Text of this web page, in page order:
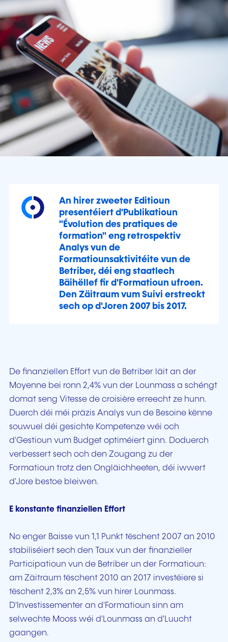
An hirer zweeter Editioun
presentéiert d'Publikatioun
"Évolution des pratiques de
formation" eng retrospektiv
Analys vun de
Formatiounsaktivitéite vun de
Betriber, déi eng staatlech
Bäihëllef fir d'Formatioun ufroen.
Den Zäitraum vum Suivi erstreckt
sech op d'Joren 2007 bis 2017.
De finanziellen Effort vun de Betriber läit an der
Moyenne bei ronn 2,4% vun der Lounmass a schéngt
domat seng Vitesse de croisière erreecht ze hunn.
Duerch déi méi präzis Analys vun de Besoine kënne
souwuel déi gesichte Kompetenze wéi och
d'Gestioun vum Budget optiméiert ginn. Doduerch
verbessert sech och den Zougang zu der
Formatioun trotz den Ongläichheeten, déi iwwert
d'Jore bestoe bleiwen.
E konstante finanziellen Effort
No enger Baisse vun 1,1 Punkt tëschent 2007 an 2010
stabiliséiert sech den Taux vun der finanzieller
Participatioun vun de Betriber un der Formatioun:
am Zäitraum tëschent 2010 an 2017 investéiere si
tëschent 2,3% an 2,5% vun hirer Lounmass.
D'Investissementer an d'Formatioun sinn am
selwechte Mooss wéi d'Lounmass an d'Luucht
gaangen.